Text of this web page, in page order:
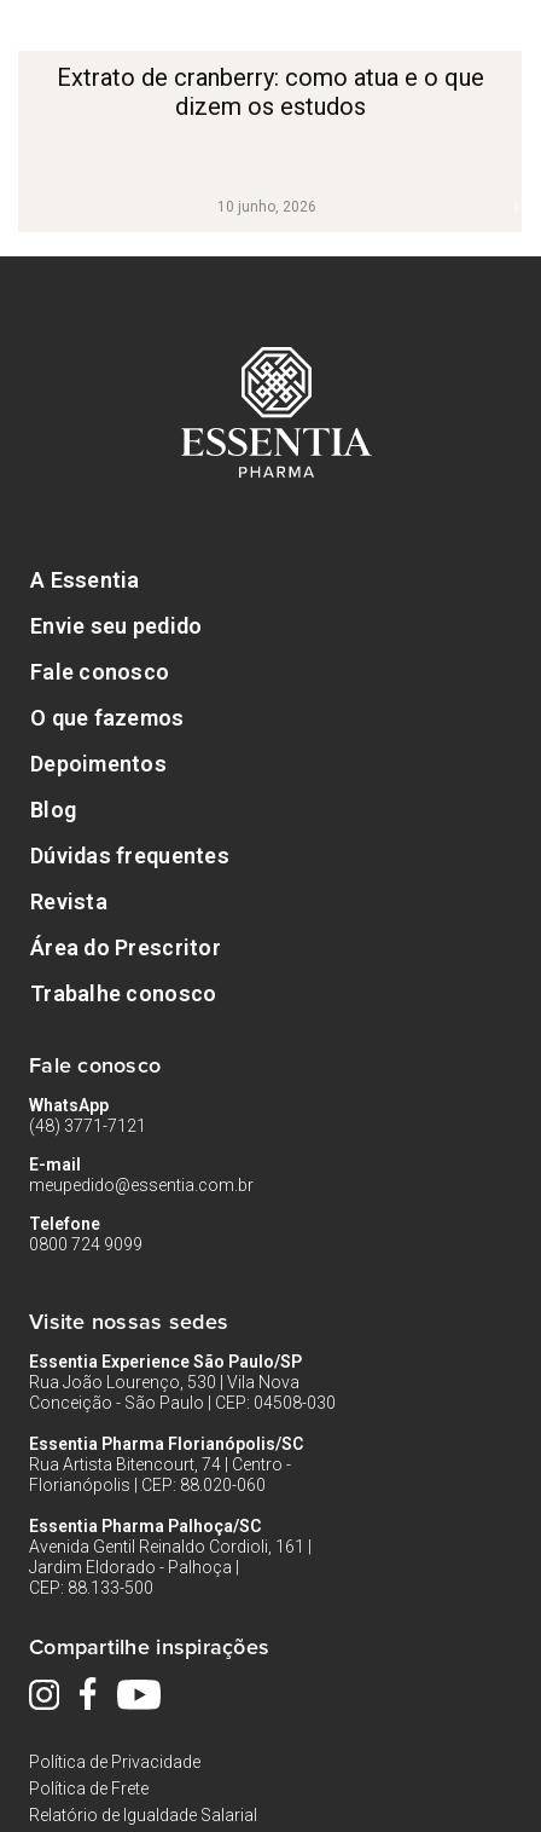
10 junho, 2026
Extrato de cranberry: como atua e o que
dizem os estudos
A Essentia
Envie seu pedido
Fale conosco
O que fazemos
Depoimentos
Blog
Dúvidas frequentes
Revista
Área do Prescritor
Trabalhe conosco
Fale conosco
WhatsApp
(48) 3771-7121
E-mail
meupedido@essentia.com.br
Telefone
0800 724 9099
Visite nossas sedes
Essentia Experience São Paulo/SP
Rua João Lourenço, 530 | Vila Nova
Conceição - São Paulo | CEP: 04508-030
Essentia Pharma Florianópolis/SC
Rua Artista Bitencourt, 74 | Centro -
Florianópolis | CEP: 88.020-060
Essentia Pharma Palhoça/SC
Avenida Gentil Reinaldo Cordioli, 161 |
Jardim Eldorado - Palhoça |
CEP: 88.133-500
Compartilhe inspirações
Política de Privacidade
Política de Frete
Relatório de Igualdade Salarial